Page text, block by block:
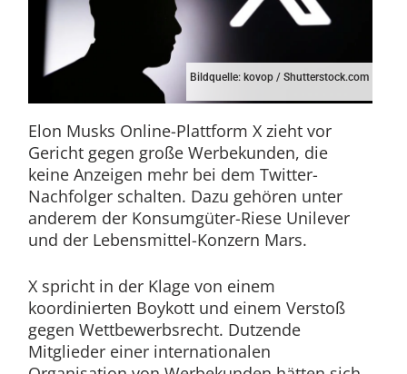
Bildquelle: kovop / Shutterstock.com
Elon Musks Online-Plattform X zieht vor
Gericht gegen große Werbekunden, die
keine Anzeigen mehr bei dem Twitter-
Nachfolger schalten. Dazu gehören unter
anderem der Konsumgüter-Riese Unilever
und der Lebensmittel-Konzern Mars.
X spricht in der Klage von einem
koordinierten Boykott und einem Verstoß
gegen Wettbewerbsrecht. Dutzende
Mitglieder einer internationalen